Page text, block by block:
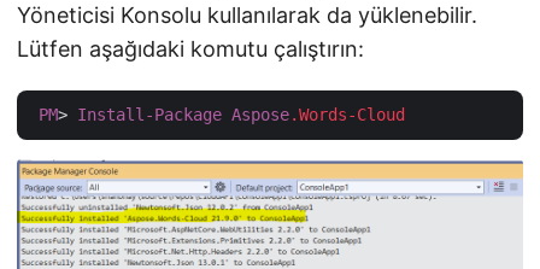
Yöneticisi Konsolu kullanılarak da yüklenebilir.
Lütfen aşağıdaki komutu çalıştırın:
PM> Install-Package Aspose.Words-Cloud